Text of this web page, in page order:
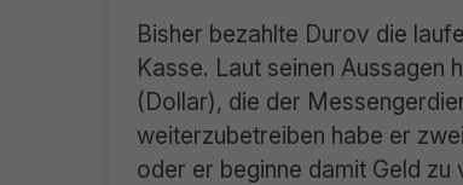
Bisher bezahlte Durov die
Kasse. Laut seinen Aussagen
(Dollar), die der
weiterzubetreiben habe er
oder er beginne damit Geld